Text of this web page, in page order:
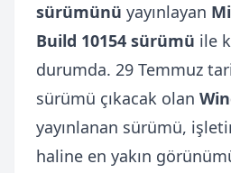
sürümünü yayınlayan
Build 10154 sürümü ile
durumda. 29 Temmuz
sürümü çıkacak olan
yayınlanan sürümü,
haline en yakın